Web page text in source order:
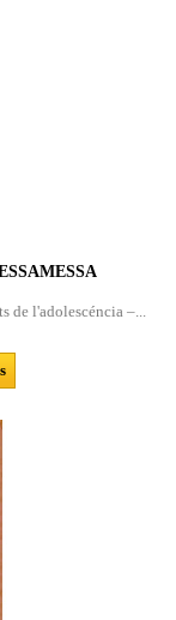
de l'adolescéncia –...